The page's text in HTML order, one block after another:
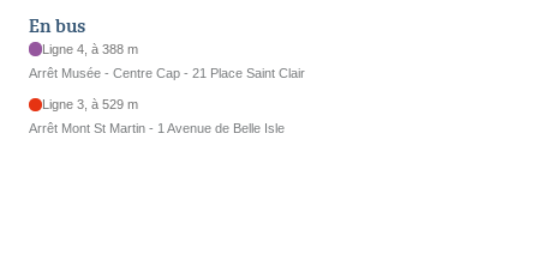
En bus
Ligne 4, à 388 m
Arrêt Musée - Centre Cap - 21 Place Saint Clair
Ligne 3, à 529 m
Arrêt Mont St Martin - 1 Avenue de Belle Isle